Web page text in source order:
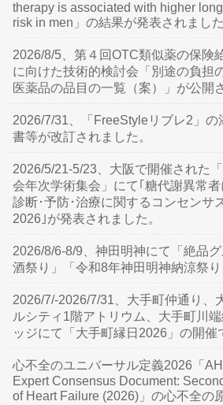
therapy is associated with higher
risk in men」の結果が発表されました
2026/8/5、第４回OTC類似薬の保険
に向けた技術的検討会「別途の負担
医薬品の品目の一覧（案）」が公開
2026/7/31、「FreeStyleリブレ2」の
書等が改訂されました。
2026/5/21-5/23、大阪で開催された
会年次学術集会」にて｢糖代謝異常
診断･予防･治療に関するコンセンサ
2026｣が発表されました。
2026/8/6-8/9、神田明神にて「絶品
酒祭り」「令和8年神田明神納涼祭り
2026/7/-2026/7/31、大手町仲通り、
ルシティ1階アトリウム、大手町川
ッジにて「大手町縁日2026」の開催
心不全のユニバーサル定義2026「
Expert Consensus Document:
of Heart Failure (2026)」の心不全の